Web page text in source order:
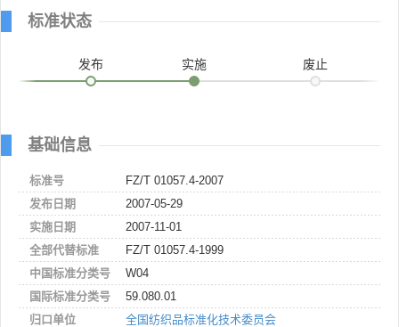
标准状态
发布 实施 废止
基础信息
标准号
FZ/T 01057.4-2007
发布日期
2007-05-29
实施日期
2007-11-01
全部代替标准
FZ/T 01057.4-1999
中国标准分类号
W04
国际标准分类号
59.080.01
归口单位
全国纺织品标准化技术委员会